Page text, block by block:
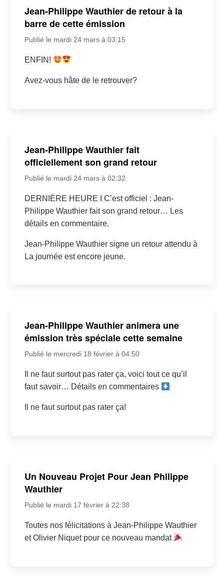
Jean-Philippe Wauthier de retour à la
barre de cette émission
Publié le mardi 24 mars à 03:15
ENFIN!
Avez-vous hâte de le retrouver?
Jean-Philippe Wauthier fait
officiellement son grand retour
Publié le mardi 24 mars à 02:32
DERNIÈRE HEURE I C’est officiel : Jean-
Philippe Wauthier fait son grand retour… Les
détails en commentaire.
Jean-Philippe Wauthier signe un retour attendu à
La journée est encore jeune.
Jean-Philippe Wauthier animera une
émission très spéciale cette semaine
Publié le mercredi 18 février à 04:50
Il ne faut surtout pas rater ça, voici tout ce qu’il
faut savoir… Détails en commentaires
Il ne faut surtout pas rater ça!
Un Nouveau Projet Pour Jean Philippe
Wauthier
Publié le mardi 17 février à 22:38
Toutes nos félicitations à Jean-Philippe Wauthier
et Olivier Niquet pour ce nouveau mandat